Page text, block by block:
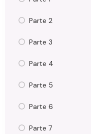
Parte 2
Parte 3
Parte 4
Parte 5
Parte 6
Parte 7